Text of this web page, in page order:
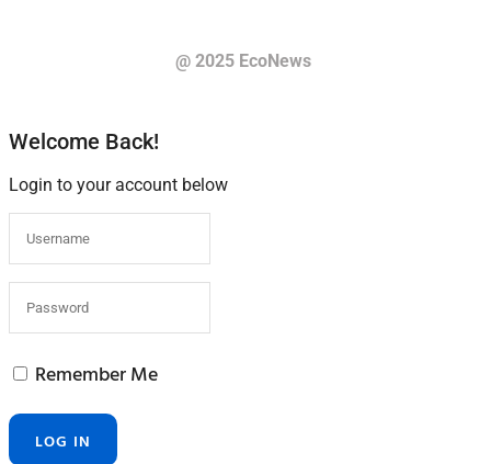
@ 2025 EcoNews
Welcome Back!
Login to your account below
Remember Me